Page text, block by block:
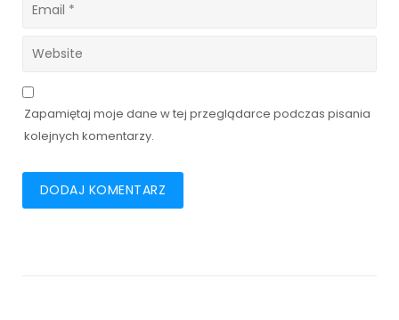
Zapamiętaj moje dane w tej przeglądarce podczas pisania
kolejnych komentarzy.